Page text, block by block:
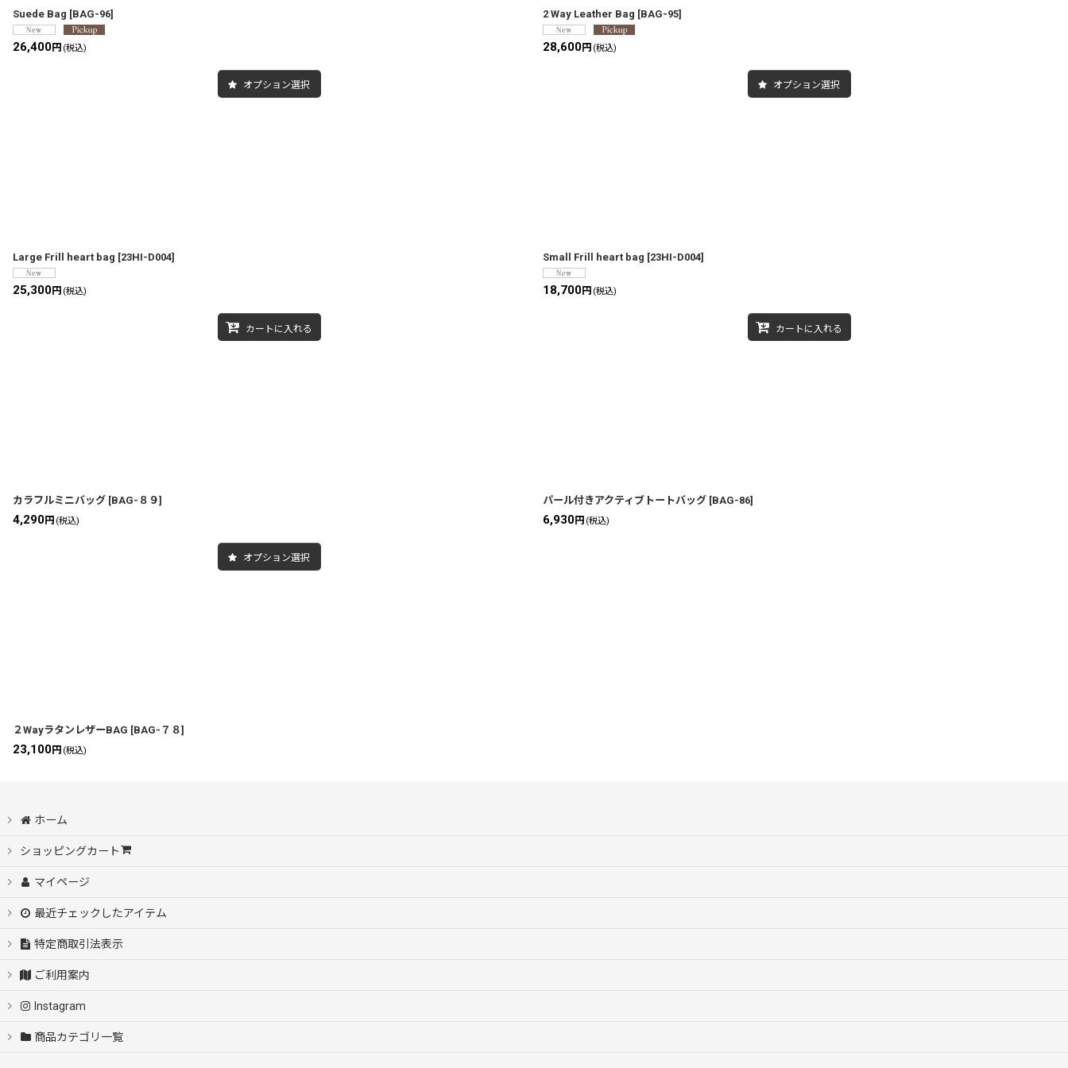
Suede Bag [BAG-96]
26,400円 (税込)
オプション選択
2 Way Leather Bag [BAG-95]
28,600円 (税込)
オプション選択
Large Frill heart bag [23HI-D004]
25,300円 (税込)
カートに入れる
Small Frill heart bag [23HI-D004]
18,700円 (税込)
カートに入れる
カラフルミニバッグ [BAG-８９]
4,290円 (税込)
オプション選択
パール付きアクティブトートバッグ [BAG-86]
6,930円 (税込)
２WayラタンレザーBAG [BAG-７８]
23,100円 (税込)
ホーム
ショッピングカート
マイページ
最近チェックしたアイテム
特定商取引法表示
ご利用案内
Instagram
商品カテゴリ一覧